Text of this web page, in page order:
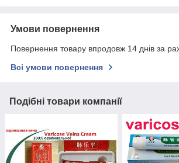
Умови повернення
Повернення товару впродовж 14 днів за
Всі умови повернення
Подібні товари компанії